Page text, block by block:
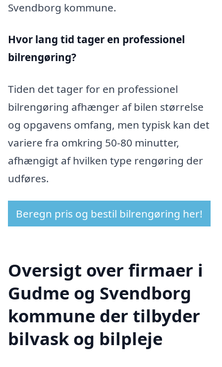
Svendborg kommune.
Hvor lang tid tager en professionel
bilrengøring?
Tiden det tager for en professionel
bilrengøring afhænger af bilen størrelse
og opgavens omfang, men typisk kan det
variere fra omkring 50-80 minutter,
afhængigt af hvilken type rengøring der
udføres.
Beregn pris og bestil bilrengøring her!
Oversigt over firmaer i
Gudme og Svendborg
kommune der tilbyder
bilvask og bilpleje